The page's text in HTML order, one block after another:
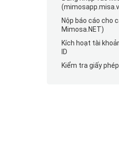
Nộp báo cáo cho
Mimosa.NET)
Kích hoạt tài
ID
Kiểm tra giấy